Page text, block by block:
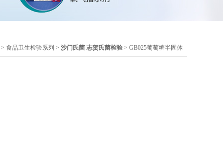
> 食品卫生检验系列 > 沙门氏菌 志贺氏菌检验 > GB025葡萄糖半固体